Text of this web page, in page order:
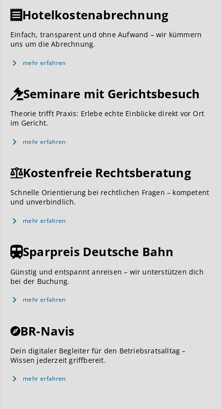
Hotelkostenabrechnung
Einfach, transparent und ohne Aufwand – wir kümmern
uns um die Abrechnung.
mehr erfahren
Seminare mit Gerichtsbesuch
Theorie trifft Praxis: Erlebe echte Einblicke direkt vor Ort
im Gericht.
mehr erfahren
Kostenfreie Rechtsberatung
Schnelle Orientierung bei rechtlichen Fragen – kompetent
und unverbindlich.
mehr erfahren
Sparpreis Deutsche Bahn
Günstig und entspannt anreisen – wir unterstützen dich
bei der Buchung.
mehr erfahren
BR-Navis
Dein digitaler Begleiter für den Betriebsratsalltag –
Wissen jederzeit griffbereit.
mehr erfahren